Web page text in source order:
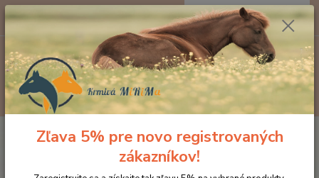
Menu
0ks
za0 €
Kozmetika pre kone Starostlivosť o kopytá Balzam na kopytá
Balzam na kopytá
Zľava 5% pre novo registrovaných
zákazníkov!